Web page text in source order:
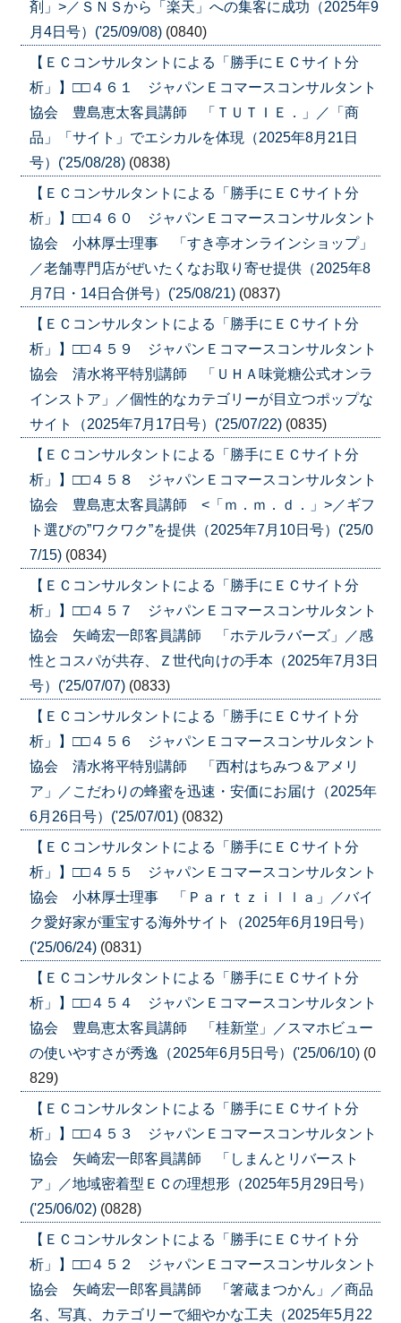
剤」>／ＳＮＳから「楽天」への集客に成功（2025年9
月4日号）('25/09/08) (0840)
【ＥＣコンサルタントによる「勝手にＥＣサイト分
析」】□□４６１ ジャパンＥコマースコンサルタント
協会 豊島恵太客員講師 「ＴＵＴＩＥ．」／「商
品」「サイト」でエシカルを体現（2025年8月21日
号）('25/08/28) (0838)
【ＥＣコンサルタントによる「勝手にＥＣサイト分
析」】□□４６０ ジャパンＥコマースコンサルタント
協会 小林厚士理事 「すき亭オンラインショップ」
／老舗専門店がぜいたくなお取り寄せ提供（2025年8
月7日・14日合併号）('25/08/21) (0837)
【ＥＣコンサルタントによる「勝手にＥＣサイト分
析」】□□４５９ ジャパンＥコマースコンサルタント
協会 清水将平特別講師 「ＵＨＡ味覚糖公式オンラ
インストア」／個性的なカテゴリーが目立つポップな
サイト（2025年7月17日号）('25/07/22) (0835)
【ＥＣコンサルタントによる「勝手にＥＣサイト分
析」】□□４５８ ジャパンＥコマースコンサルタント
協会 豊島恵太客員講師 <「ｍ．ｍ．ｄ．」>／ギフ
ト選びの”ワクワク”を提供（2025年7月10日号）('25/0
7/15) (0834)
【ＥＣコンサルタントによる「勝手にＥＣサイト分
析」】□□４５７ ジャパンＥコマースコンサルタント
協会 矢崎宏一郎客員講師 「ホテルラバーズ」／感
性とコスパが共存、Ｚ世代向けの手本（2025年7月3日
号）('25/07/07) (0833)
【ＥＣコンサルタントによる「勝手にＥＣサイト分
析」】□□４５６ ジャパンＥコマースコンサルタント
協会 清水将平特別講師 「西村はちみつ＆アメリ
ア」／こだわりの蜂蜜を迅速・安価にお届け（2025年
6月26日号）('25/07/01) (0832)
【ＥＣコンサルタントによる「勝手にＥＣサイト分
析」】□□４５５ ジャパンＥコマースコンサルタント
協会 小林厚士理事 「Ｐａｒｔｚｉｌｌａ」／バイ
ク愛好家が重宝する海外サイト（2025年6月19日号）
('25/06/24) (0831)
【ＥＣコンサルタントによる「勝手にＥＣサイト分
析」】□□４５４ ジャパンＥコマースコンサルタント
協会 豊島恵太客員講師 「桂新堂」／スマホビュー
の使いやすさが秀逸（2025年6月5日号）('25/06/10) (0
829)
【ＥＣコンサルタントによる「勝手にＥＣサイト分
析」】□□４５３ ジャパンＥコマースコンサルタント
協会 矢崎宏一郎客員講師 「しまんとリバースト
ア」／地域密着型ＥＣの理想形（2025年5月29日号）
('25/06/02) (0828)
【ＥＣコンサルタントによる「勝手にＥＣサイト分
析」】□□４５２ ジャパンＥコマースコンサルタント
協会 矢崎宏一郎客員講師 「箸蔵まつかん」／商品
名、写真、カテゴリーで細やかな工夫（2025年5月22